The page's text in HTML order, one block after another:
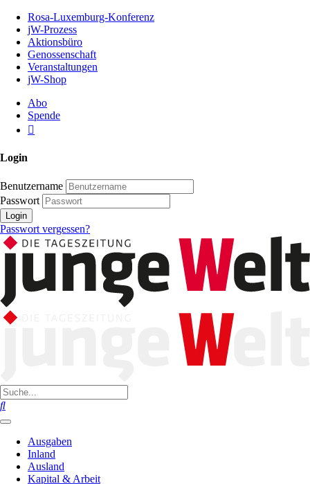
Inhalt
Seite
Rosa-Luxemburg-Konferenz
jW-Prozess
Aktionsbüro
Genossenschaft
Veranstaltungen
jW-Shop
Abo
Spende
Login
Benutzername
Passwort
Login
Passwort vergessen?
Ausgaben
Inland
Ausland
Kapital & Arbeit